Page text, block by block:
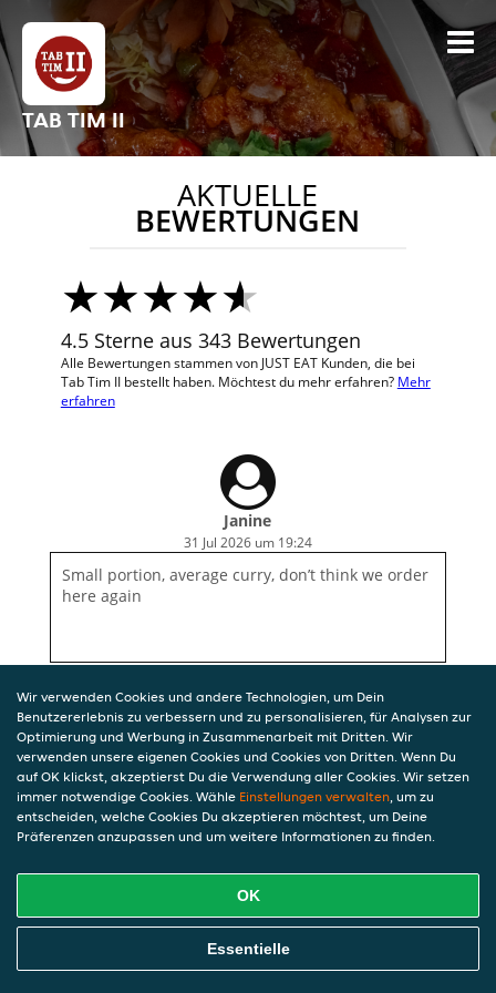
TAB TIM II
AKTUELLE
BEWERTUNGEN
4.5 Sterne aus 343 Bewertungen
Alle Bewertungen stammen von JUST EAT Kunden, die bei
Tab Tim II bestellt haben. Möchtest du mehr erfahren? Mehr
erfahren
Janine
31 Jul 2026 um 19:24
Small portion, average curry, don’t think we order
here again
Wir verwenden Cookies und andere Technologien, um Dein
Benutzererlebnis zu verbessern und zu personalisieren, für Analysen zur
Optimierung und Werbung in Zusammenarbeit mit Dritten. Wir
verwenden unsere eigenen Cookies und Cookies von Dritten. Wenn Du
auf OK klickst, akzeptierst Du die Verwendung aller Cookies. Wir setzen
immer notwendige Cookies. Wähle Einstellungen verwalten, um zu
entscheiden, welche Cookies Du akzeptieren möchtest, um Deine
Präferenzen anzupassen und um weitere Informationen zu finden.
OK
Essentielle